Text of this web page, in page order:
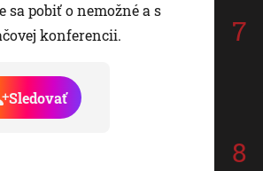
sa pobiť o nemožné a s
konferencii.
Sledovať